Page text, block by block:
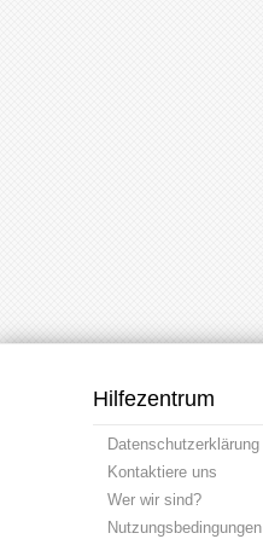
Hilfezentrum
Datenschutzerklärung
Kontaktiere uns
Wer wir sind?
Nutzungsbedingungen